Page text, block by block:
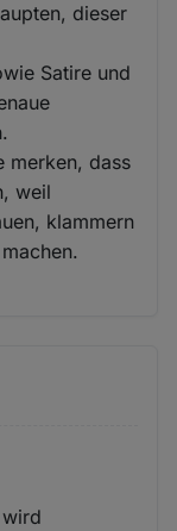
dieser
Satire und
merken, dass
weil
klammern